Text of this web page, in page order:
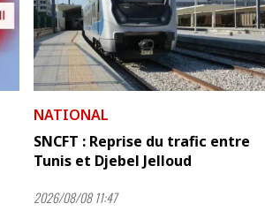
NATIONAL
SNCFT : Reprise du trafic entre
Tunis et Djebel Jelloud
2026/08/08 11:47